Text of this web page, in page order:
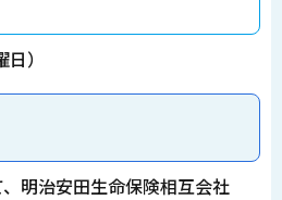
）
明治安田生命保険相互会社